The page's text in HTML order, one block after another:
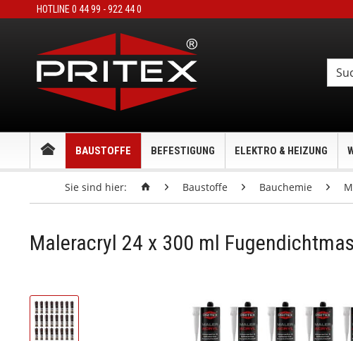
HOTLINE 0 44 99 - 922 44 0
BAUSTOFFE BEFESTIGUNG ELEKTRO & HEIZUNG
Sie sind hier: Baustoffe Bauchemie
Maleracryl 24 x 300 ml